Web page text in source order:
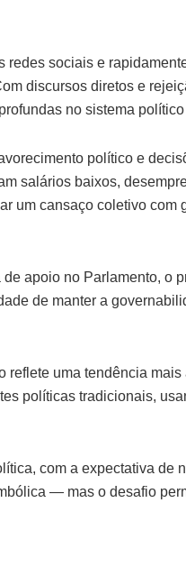
redes sociais e
discursos diretos e
no sistema
político e
salários baixos,
um cansaço coletivo com
apoio no Parlamento, o
de manter a
uma tendência
políticas tradicionais,
com a expectativa de
— mas o desafio